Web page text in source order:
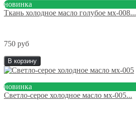
новинка
Ткань холодное масло голубое мх-008...
750 руб
В корзину
новинка
Светло-серое холодное масло мх-005...